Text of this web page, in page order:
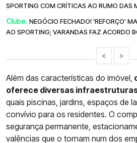
SPORTING COM CRÍTICAS AO RUMO DAS
Clube. NEGÓCIO FECHADO! 'REFORÇO'
AO SPORTING; VARANDAS FAZ ACORDO
< >
Além das características do imóvel,
oferece diversas
quais piscinas, jardins, espaços de
convívio para os residentes. O
segurança permanente,
valências que o tornam num dos